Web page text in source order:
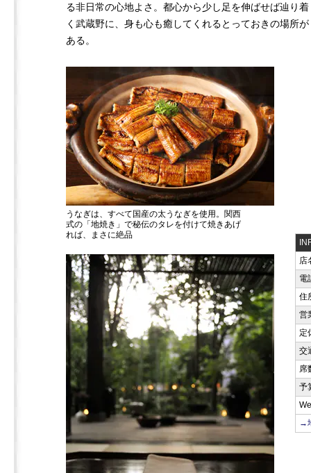
る非日常の心地よさ。都心から少し足を伸ばせば辿り着
く武蔵野に、身も心も癒してくれるとっておきの場所が
ある。
うなぎは、すべて国産の太うなぎを使用。関西
式の「地焼き」で秘伝のタレを付けて焼きあげ
れば、まさに絶品
店
電
住
営
定
交
席
予
→